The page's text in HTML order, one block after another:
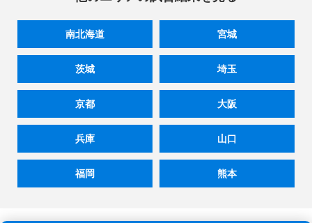
南北海道 宮城
茨城 埼玉
京都 大阪
兵庫 山口
福岡 熊本